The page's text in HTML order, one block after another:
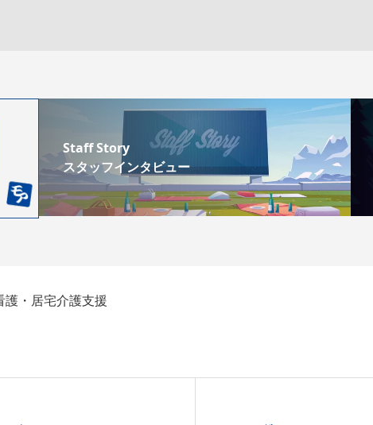
Staff Story
スタッフインタビュー
・居宅介護支援